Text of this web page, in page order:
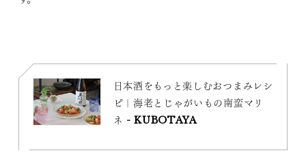
日本酒をもっと楽しむおつまみレシ
ピ｜海老とじゃがいもの南蛮マリ
ネ - KUBOTAYA